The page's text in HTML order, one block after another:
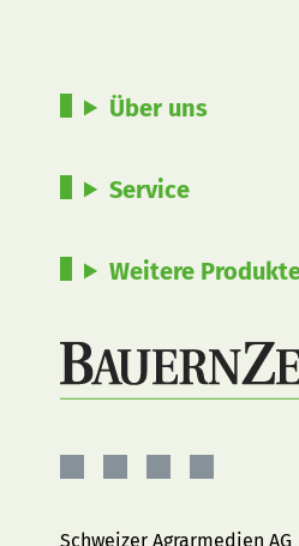
Über uns
Service
Weitere
Facebook
Instagram
YouTubeLinkedIn
Schweizer Agrarmedien AG